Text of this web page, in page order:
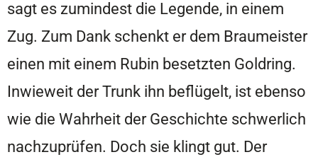
sagt es zumindest die Legende, in einem
Zug. Zum Dank schenkt er dem Braumeister
einen mit einem Rubin besetzten Goldring.
Inwieweit der Trunk ihn beflügelt, ist ebenso
wie die Wahrheit der Geschichte schwerlich
nachzuprüfen. Doch sie klingt gut. Der